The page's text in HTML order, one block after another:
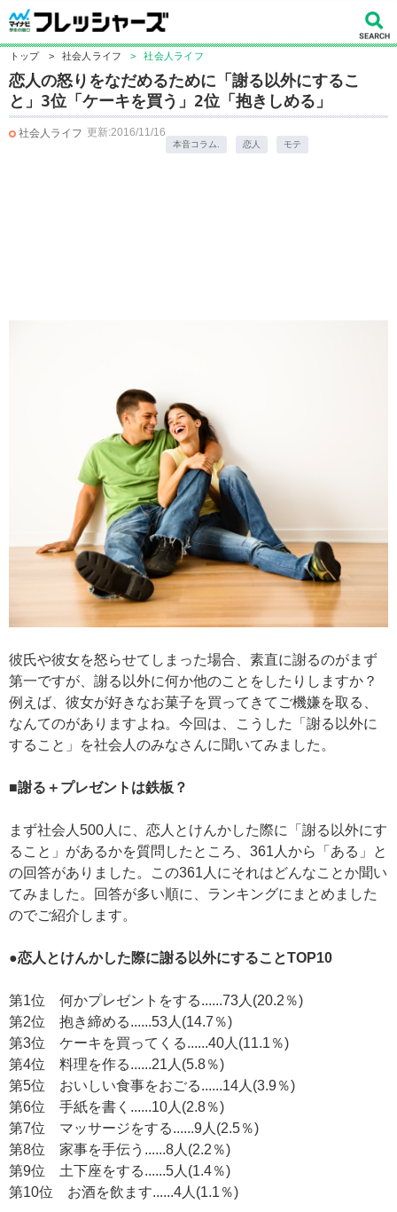
トップ > 社会人ライフ > 社会人ライフ
恋人の怒りをなだめるために「謝る以外にするこ
と」3位「ケーキを買う」2位「抱きしめる」
社会人ライフ 更新:2016/11/16
本音コラム. 恋人 モテ
彼氏や彼女を怒らせてしまった場合、素直に謝るのがまず
第一ですが、謝る以外に何か他のことをしたりしますか？
例えば、彼女が好きなお菓子を買ってきてご機嫌を取る、
なんてのがありますよね。今回は、こうした「謝る以外に
すること」を社会人のみなさんに聞いてみました。
■謝る＋プレゼントは鉄板？
まず社会人500人に、恋人とけんかした際に「謝る以外にす
ること」があるかを質問したところ、361人から「ある」と
の回答がありました。この361人にそれはどんなことか聞い
てみました。回答が多い順に、ランキングにまとめました
のでご紹介します。
●恋人とけんかした際に謝る以外にすることTOP10
第1位 何かプレゼントをする......73人(20.2％)
第2位 抱き締める......53人(14.7％)
第3位 ケーキを買ってくる......40人(11.1％)
第4位 料理を作る......21人(5.8％)
第5位 おいしい食事をおごる......14人(3.9％)
第6位 手紙を書く......10人(2.8％)
第7位 マッサージをする......9人(2.5％)
第8位 家事を手伝う......8人(2.2％)
第9位 土下座をする......5人(1.4％)
第10位 お酒を飲ます......4人(1.1％)